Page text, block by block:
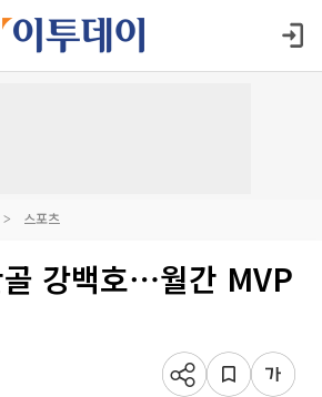
스포츠
강백호⋯월간 MVP